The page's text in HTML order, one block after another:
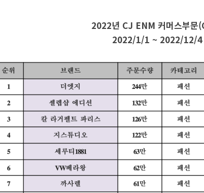
2022년 CJ ENM 커머스부문
2022/1/1 ~ 2022/12/4